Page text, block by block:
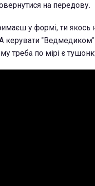
на передову.
у формі, ти
керувати
треба по мірі є